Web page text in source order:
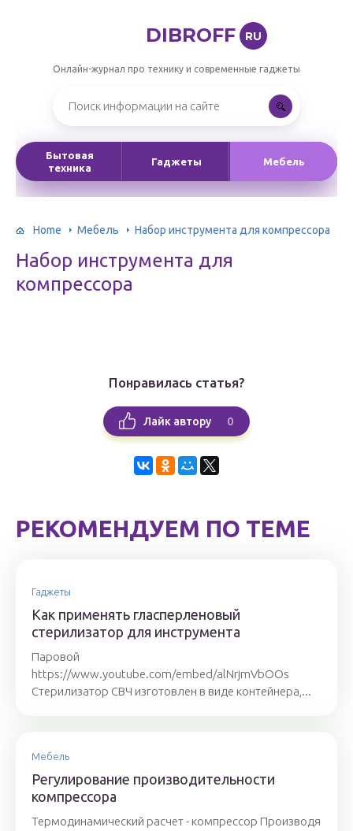
DIBROFF RU
Онлайн-журнал про технику и современные гаджеты
Бытовая
техника
Гаджеты Мебель
Home Мебель Набор инструмента для компрессора
Набор инструмента для
компрессора
Понравилась статья?
Лайк автору 0
РЕКОМЕНДУЕМ ПО ТЕМЕ
Гаджеты
Как применять гласперленовый
стерилизатор для инструмента
Паровой
https://www.youtube.com/embed/alNrjmVbOOs
Стерилизатор СВЧ изготовлен в виде контейнера,...
Мебель
Регулирование производительности
компрессора
Термодинамический расчет - компрессор Производя